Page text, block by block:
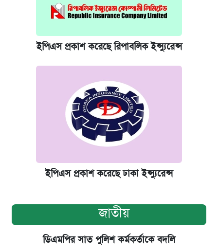
ইপিএস প্রকাশ করেছে রিপাবলিক ইন্স্যুরেন্স
ইপিএস প্রকাশ করেছে ঢাকা ইন্স্যুরেন্স
জাতীয়
ডিএমপির সাত পুলিশ কর্মকর্তাকে বদলি